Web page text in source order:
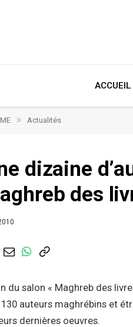
ACCUEIL
» Actualités
dizaine
des
du salon « Maghreb des
auteurs maghrébins et
dernières oeuvres.